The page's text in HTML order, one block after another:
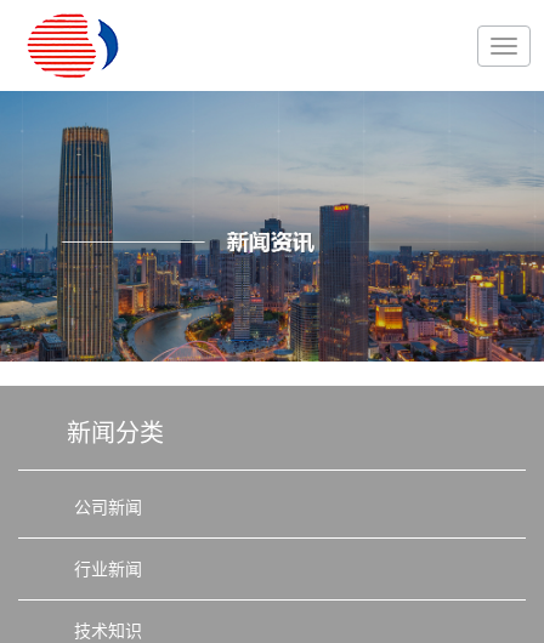
新闻分类
公司新闻
行业新闻
技术知识